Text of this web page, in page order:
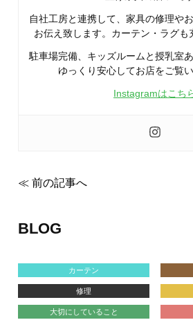
自社工房と連携して、家具の修理や
お伝え致します。カーテン・ラグも
駐車場完備、キッズルームと授乳室
ゆっくり安心してお店をご覧い
Instagramはこち
≪ 前の記事へ
BLOG
カーテン
修理
大切にしていること